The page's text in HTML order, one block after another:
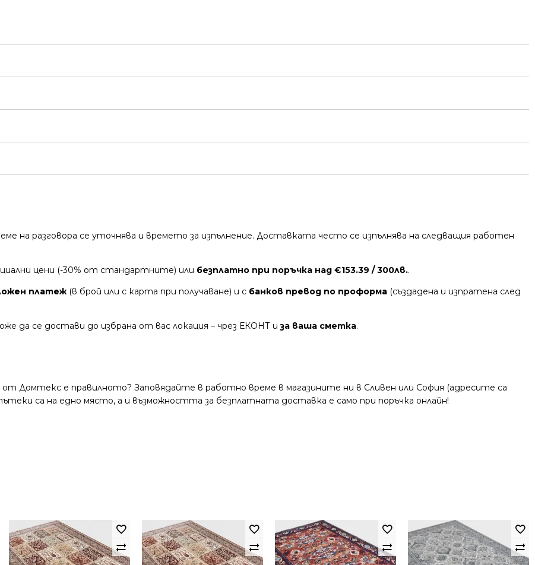
на разговора се уточнява и времето за изпълнение. Доставката често се изпълнява на следващия работен
цени (-30% от стандартните) или безплатно при поръчка над €153.39 / 300лв..
платеж (в брой или с карта при получаване) и с банков превод по проформа (създадена и изпратена след
да се достави до избрана от вас локация – чрез ЕКОНТ иза ваша сметка.
Домтекс е правилното? Заповядайте в работно време в магазините ни в Сливен или София (адресите са
са на едно място, а и възможността за безплатната доставка е само при поръчка онлайн!